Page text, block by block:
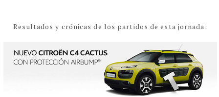
Resultados y crónicas de los partidos de esta jornada: